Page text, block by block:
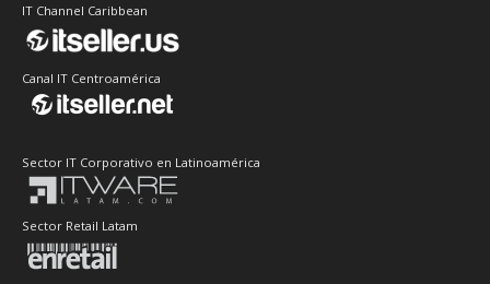
IT Channel Caribbean
Canal IT Centroamérica
Sector IT Corporativo en Latinoamérica
Sector Retail Latam